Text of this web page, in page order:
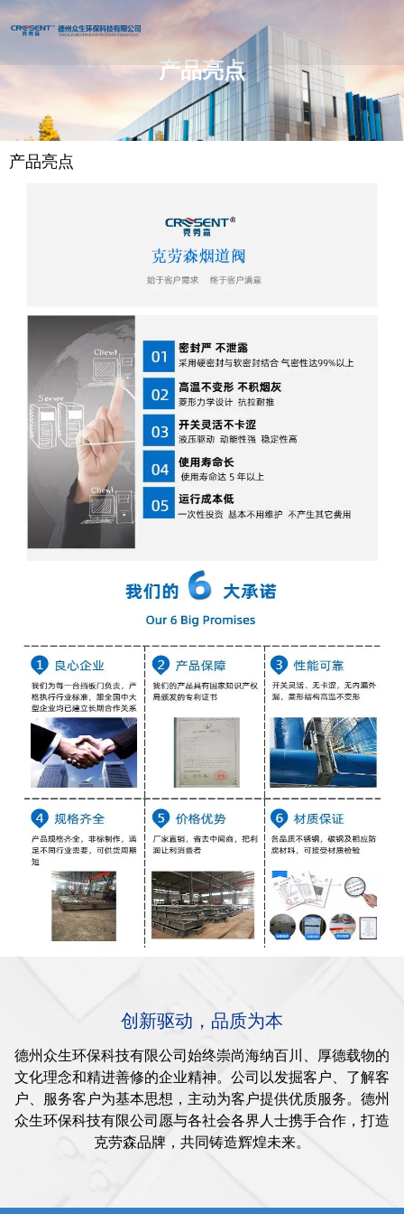
产品亮点
您的位置 : 首页
产品亮点
创新驱动，品质为本
德州众生环保科技有限公司始终崇尚海纳百川、厚德载物的
文化理念和精进善修的企业精神。公司以发掘客户、了解客
户、服务客户为基本思想，主动为客户提供优质服务。德州
众生环保科技有限公司愿与各社会各界人士携手合作，打造
克劳森品牌，共同铸造辉煌未来。